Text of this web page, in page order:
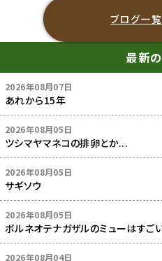
ブログ一
最新
2026年08月07日
あれから15年
2026年08月05日
ツシマヤマネコの排卵とか...
2026年08月05日
サギソウ
2026年08月05日
ボルネオテナガザルのミューはすご
2026年08月04日